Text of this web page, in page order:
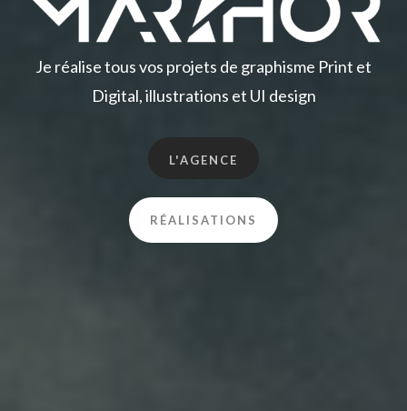
Je réalise tous vos projets de graphisme Print et
Digital, illustrations et UI design
L'AGENCE
RÉALISATIONS